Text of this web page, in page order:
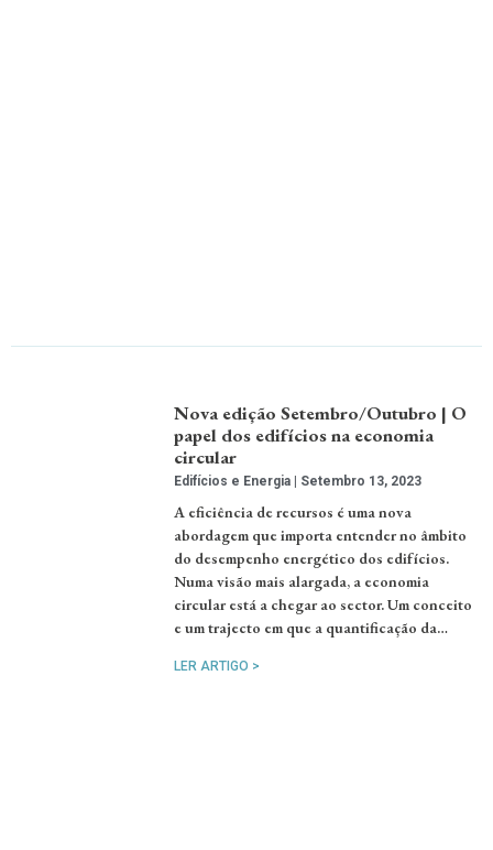
Nova edição Setembro/Outubro | O
papel dos edifícios na economia
circular
Edifícios e Energia Setembro 13, 2023
A eficiência de recursos é uma nova
abordagem que importa entender no âmbito
do desempenho energético dos edifícios.
Numa visão mais alargada, a economia
circular está a chegar ao sector. Um conceito
e um trajecto em que a quantificação da…
LER ARTIGO >